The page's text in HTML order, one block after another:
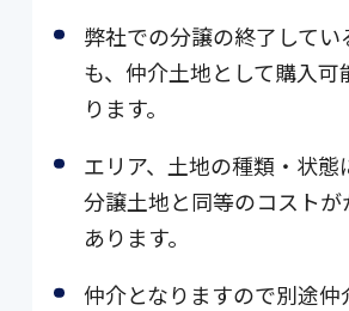
弊社での分譲の終了してい
も、仲介土地として購入可
ります。
エリア、土地の種類・状態
分譲土地と同等のコスト
あります。
仲介となりますので別途仲